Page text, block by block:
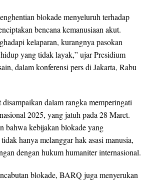
blokade menyeluruh terhadap
bencana kemanusiaan akut.
kelaparan, kurangnya pasokan
yang tidak layak,” ujar Presidium
dalam konferensi pers di Jakarta, Rabu
disampaikan dalam rangka memperingati
2025, yang jatuh pada 28 Maret.
bahwa kebijakan blokade yang
hanya melanggar hak asasi manusia,
dengan hukum humaniter internasional.
blokade, BARQ juga menyerukan